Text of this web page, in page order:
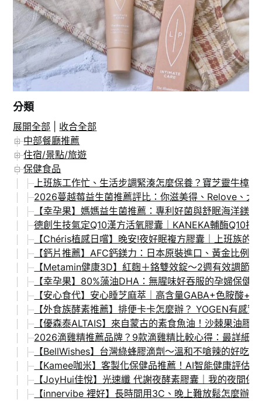
分類
展開全部
收合全部
中部餐廳推薦
住宿/景點/旅遊
保健食品
上班族工作忙、生活步調緊湊怎麼保養？寶芝靈牛樟
2026蔓越莓益生菌推薦評比：你滋美得、Relove、大
【幸孕果】媽媽益生菌推薦：專利好菌與舒眠海洋鎂
德創生技氣定Q10漢方活氧膠囊｜KANEKA輔酶Q10搭
【Chéris植感日嚐】晚安!夜好眠複方膠囊｜上班族的
【鈣片推薦】AFC鈣鎂力：日本原裝進口、黃金比例
【Metamin健康3D】紅麴＋鉻雙效錠～2週有效調節
【幸孕果】80%藻油DHA：無腥味好吞服的孕婦保健
【安心食代】安心睡芝麻萃｜高含量GABA+色胺酸+
【外食族酵素推薦】排便卡卡怎麼辦？ YOGEN有感
【優森泰ALTAIS】來自蒙古的素食魚油！沙棘果油
2026滴雞精推薦品牌？9款滴雞精比較心得：最詳細
【BellWishes】台灣綠蜂膠滴劑～溫和不嗆辣的好吃
【Kamee咖米】客製化保健品推薦！AI智能健康評估
【JoyHui佳悅】光速纖 代謝夜酵素膠囊｜我的夜間
【innervibe 裡好】長時間用3C、晚上難放鬆怎麼辦